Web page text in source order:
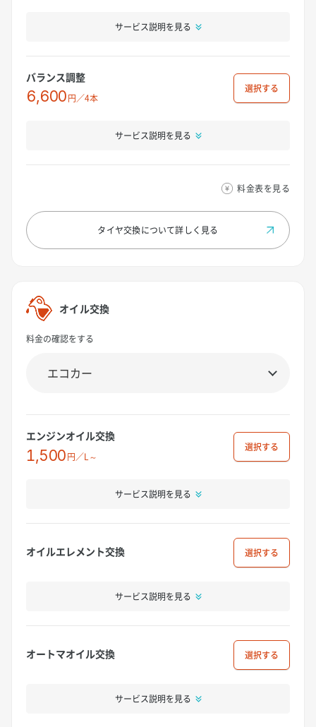
サービス説明を見る
バランス調整
6,600円／4本
選択
サービス説明を見る
料金表を見る
タイヤ交換について詳しく見る
オイル交換
料金の確認をする
エンジンオイル交換
1,500円／L～
選択
サービス説明を見る
オイルエレメント交換 選択
サービス説明を見る
オートマオイル交換 選択
サービス説明を見る